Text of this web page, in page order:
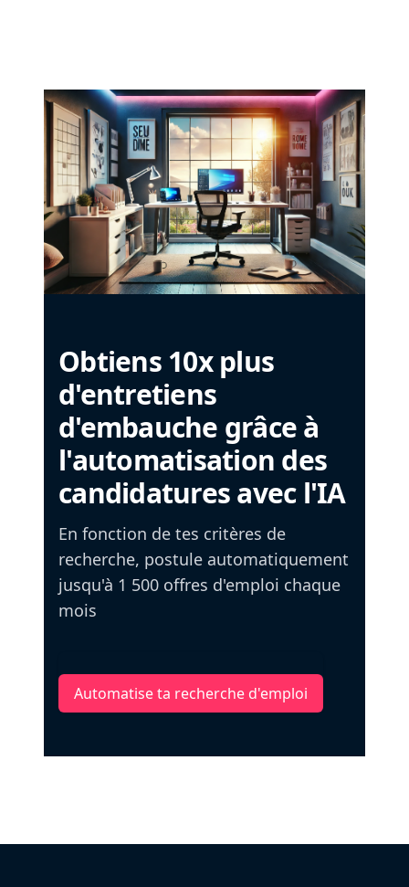
Obtiens 10x plus
d'entretiens
d'embauche grâce à
l'automatisation des
candidatures avec l'IA
En fonction de tes critères de
recherche, postule automatiquement
jusqu'à 1 500 offres d'emploi chaque
mois
Automatise ta recherche d'emploi